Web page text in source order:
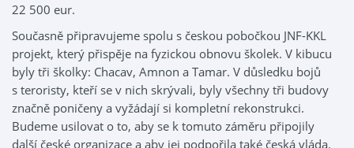
22 500 eur.
Současně připravujeme spolu s českou pobočkou JNF-KKL
projekt, který přispěje na fyzickou obnovu školek. V kibucu
byly tři školky: Chacav, Amnon a Tamar. V důsledku bojů
s teroristy, kteří se v nich skrývali, byly všechny tři budovy
značně poničeny a vyžádají si kompletní rekonstrukci.
Budeme usilovat o to, aby se k tomuto záměru připojily
další české organizace a aby jej podpořila také česká vláda.